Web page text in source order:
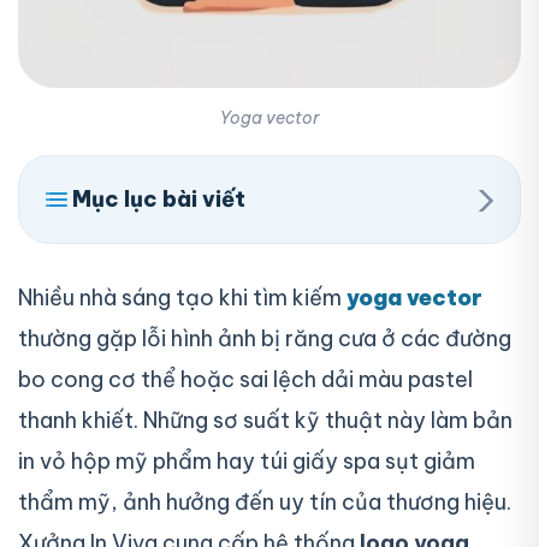
Yoga vector
Mục lục bài viết ›
Nhiều nhà sáng tạo khi tìm kiếm yoga vector
thường gặp lỗi hình ảnh bị răng cưa ở các đường
bo cong cơ thể hoặc sai lệch dải màu pastel
thanh khiết. Những sơ suất kỹ thuật này làm bản
in vỏ hộp mỹ phẩm hay túi giấy spa sụt giảm
thẩm mỹ, ảnh hưởng đến uy tín của thương hiệu.